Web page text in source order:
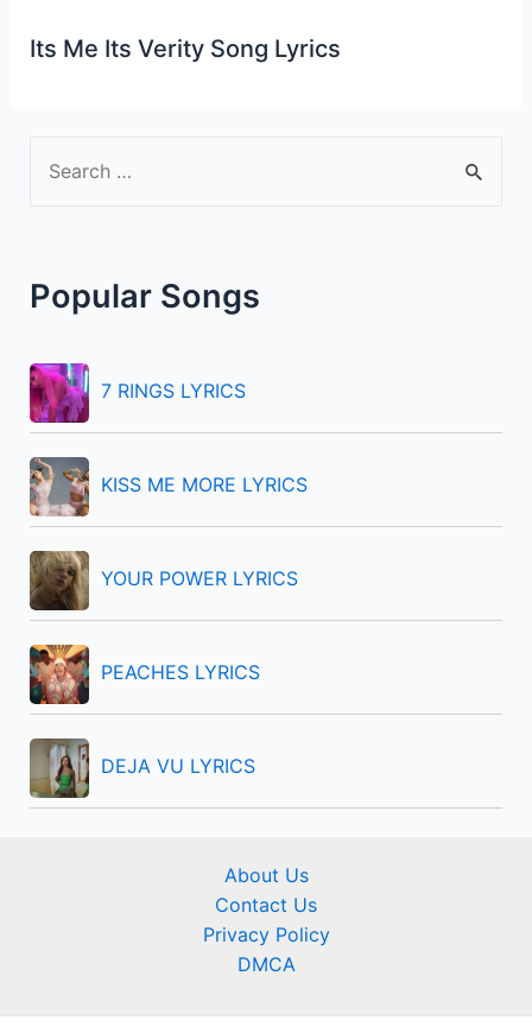
Its Me Its Verity Song Lyrics
c
f
o
r
:
Popular Songs
7 RINGS LYRICS
KISS ME MORE LYRICS
YOUR POWER LYRICS
PEACHES LYRICS
DEJA VU LYRICS
About Us
Contact Us
Privacy Policy
DMCA